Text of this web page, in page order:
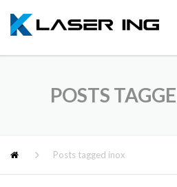
POSTS
Posts tagged inox